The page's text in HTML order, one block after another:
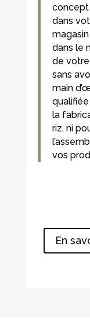
concept
dans
dans le
de votre
sans
main
la
riz, ni
vos
En